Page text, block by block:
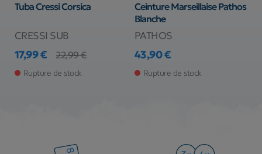
Tuba Cressi Corsica
CRESSI SUB
Prix
17,99 €
Prix de base
22,99 €
Rupture de stock
Ceinture Marseillaise Pathos
Blanche
PATHOS
Prix
43,90 €
Rupture de stock